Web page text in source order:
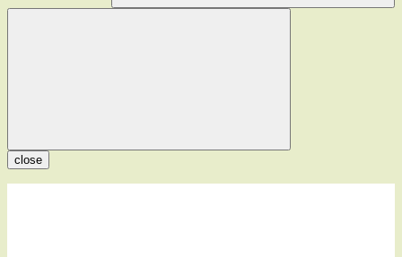
close